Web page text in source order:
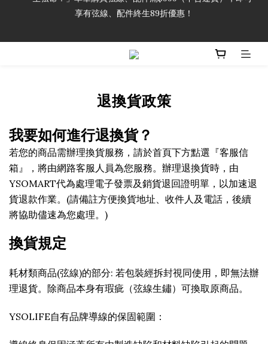
「一生弦命！」單筆購買弦線、配件滿$999（不含運費），即可
退換貨政策
我要如何進行退換貨？
若您的商品需辦理換貨服務，請於首頁下方點選『客服信
箱』，將由網路客服人員為您服務。辦理退換貨時，由
YSOMART代為處理電子發票及銷貨退回證明單，以加速退
貨退款作業。 (請備註方便換貨地址、收件人及電話，後續
將協助儘速為您處理。)
換貨規定
耗材類商品(弦線)的部分: 若包裝經拆封視同使用，即無法辦
理退貨。除商品本身有瑕疵（弦線生鏽）可換取原商品。
YSOLIFE自有品牌導線的保固範圍：